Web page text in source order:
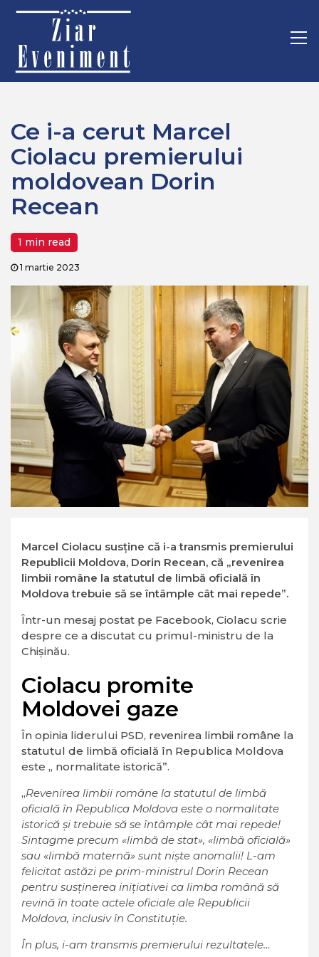
Politica
Ce i-a cerut Marcel Ciolacu premierului moldovean Dorin
Recean
Ce i-a cerut Marcel
Ciolacu premierului
moldovean Dorin
Recean
1 min read
1 martie 2023
Marcel Ciolacu susține că i-a transmis premierului
Republicii Moldova, Dorin Recean, că „revenirea
limbii române la statutul de limbă oficială în
Moldova trebuie să se întâmple cât mai repede”.
Într-un mesaj postat pe Facebook, Ciolacu scrie
despre ce a discutat cu primul-ministru de la
Chișinău.
Ciolacu promite
Moldovei gaze
În opinia liderului PSD, revenirea limbii române la
statutul de limbă oficială în Republica Moldova
este „ normalitate istorică”.
„Revenirea limbii române la statutul de limbă
oficială în Republica Moldova este o normalitate
istorică şi trebuie să se întâmple cât mai repede!
Sintagme precum «limbă de stat», «limbă oficială»
sau «limbă maternă» sunt nişte anomalii! L-am
felicitat astăzi pe prim-ministrul Dorin Recean
pentru susţinerea iniţiativei ca limba română să
revină în toate actele oficiale ale Republicii
Moldova, inclusiv în Constituţie.
În plus, i-am transmis premierului rezultatele…